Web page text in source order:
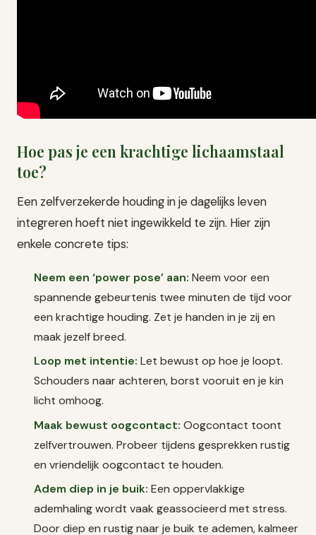
Hoe pas je een krachtige lichaamstaal
toe?
Een zelfverzekerde houding in je dagelijks leven
integreren hoeft niet ingewikkeld te zijn. Hier zijn
enkele concrete tips:
Neem een ‘power pose’ aan: Neem voor een
spannende gebeurtenis twee minuten de tijd voor
een krachtige houding. Zet je handen in je zij en
maak jezelf breed.
Loop met intentie: Let bewust op hoe je loopt.
Schouders naar achteren, borst vooruit en je kin
licht omhoog.
Maak bewust oogcontact: Oogcontact toont
zelfvertrouwen. Probeer tijdens gesprekken rustig
en vriendelijk oogcontact te houden.
Adem diep in je buik: Een oppervlakkige
ademhaling wordt vaak geassocieerd met stress.
Door diep en rustig naar je buik te ademen, kalmeer